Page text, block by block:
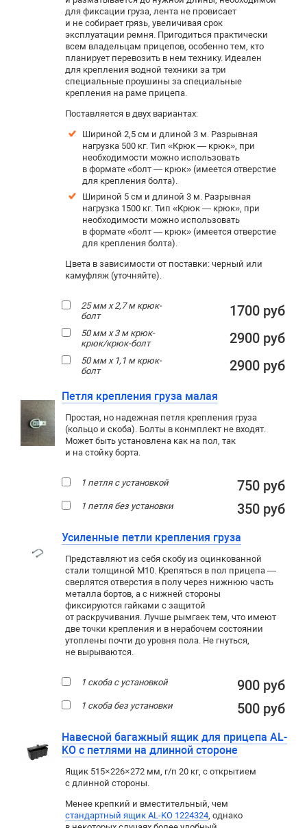
для фиксации груза, лента не провисает
и не собирает грязь, увеличивая срок
эксплуатации ремня. Пригодиться практически
всем владельцам прицепов, особенно тем, кто
планирует перевозить в нем технику. Идеален
для крепления водной техники за три
специальные проушины за специальные
крепления на раме прицепа.
Поставляется в двух вариантах:
Шириной 2,5 см и длиной 3 м. Разрывная
нагрузка 500 кг. Тип «Крюк — крюк», при
необходимости можно использовать
в формате «болт — крюк» (имеется отверстие
для крепления болта).
Шириной 5 см и длиной 3 м. Разрывная
нагрузка 1500 кг. Тип «Крюк — крюк», при
необходимости можно использовать
в формате «болт — крюк» (имеется отверстие
для крепления болта).
Цвета в зависимости от поставки: черный или
камуфляж (уточняйте).
25 мм х 2,7 м крюк-
болт
1700 руб
50 мм х 3 м крюк-
крюк/крюк-болт
2900 руб
50 мм х 1,1 м крюк-
болт
2900 руб
Петля крепления груза малая
Простая, но надежная петля крепления груза
(кольцо и скоба). Болты в конмплект не входят.
Может быть установлена как на пол, так
и на стойку борта.
1 петля с установкой 750 руб
1 петля без установки 350 руб
Усиленные петли крепления груза
Представляют из себя скобу из оцинкованной
стали толщиной М10. Крепяться в пол прицепа —
сверлятся отверстия в полу через нижнюю часть
металла бортов, а с нижней стороны
фиксируются гайками с защитой
от раскручивания. Лучше рымгаек тем, что имеют
две точки крепления и в нерабочем состоянии
утоплены почти до уровня пола. Не гнуться,
не вырываются.
1 скоба с установкой 900 руб
1 скоба без установки 500 руб
Навесной багажный ящик для прицепа AL-
KO с петлями на длинной стороне
Ящик 515×226×272 мм, г/п 20 кг, с открытием
с длинной стороны.
Менее крепкий и вместительный, чем
стандартный ящик AL-KO 1224324, однако